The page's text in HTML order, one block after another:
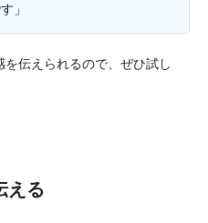
」
伝えられるので、ぜひ試し
える